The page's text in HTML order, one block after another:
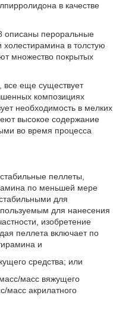
в качестве
описаны пероральные
в толстую
множество покрытых
все еще существует
композициях
необходимость в мелких
высокое содержание
во время процесса
пеллеты,
по меньшей мере
для
для нанесения
изобретение
пеллета включает по
и
средства; или
масс вяжущего
масс акрилатного